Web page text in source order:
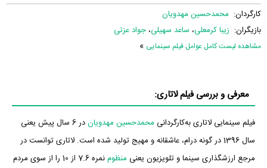
کارگردان: محمدحسین مهدویان
بازیگران: زیبا کرمعلی، ساعد سهیلی، جواد عزتی
مشاهده لیست کامل عوامل فیلم سینمایی »
معرفی و بررسی فیلم لاتاری:
فیلم سینمایی لاتاری به‌کارگردانی محمدحسین مهدویان
در 6 سال پیش یعنی
سال 1396 در گونه درام، عاشقانه و مهیج تولید شده است. لاتاری توانست در
مرجع ارزشگذاری سینما و تلویزیون یعنی منظوم
نمره 7.6 از 10 را از سوی مردم